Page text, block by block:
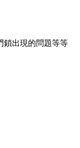
鎖出現的問題等等